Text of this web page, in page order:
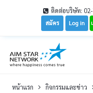
ติดต่อบริษัท: 02-
Log in
สมัคร
หน้าเเรก กิจกรรมและข่าว